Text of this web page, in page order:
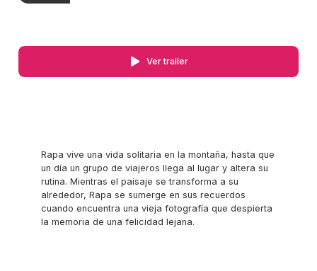
Ver trailer
Rapa vive una vida solitaria en la montaña, hasta que
un día un grupo de viajeros llega al lugar y altera su
rutina. Mientras el paisaje se transforma a su
alrededor, Rapa se sumerge en sus recuerdos
cuando encuentra una vieja fotografía que despierta
la memoria de una felicidad lejana.